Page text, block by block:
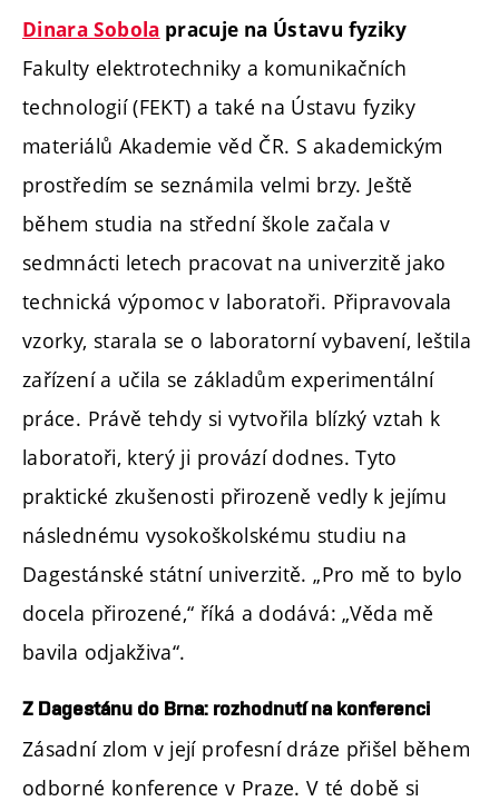
Dinara Sobola pracuje na Ústavu fyziky
Fakulty elektrotechniky a komunikačních
technologií (FEKT) a také na Ústavu fyziky
materiálů Akademie věd ČR. S akademickým
prostředím se seznámila velmi brzy. Ještě
během studia na střední škole začala v
sedmnácti letech pracovat na univerzitě jako
technická výpomoc v laboratoři. Připravovala
vzorky, starala se o laboratorní vybavení, leštila
zařízení a učila se základům experimentální
práce. Právě tehdy si vytvořila blízký vztah k
laboratoři, který ji provází dodnes. Tyto
praktické zkušenosti přirozeně vedly k jejímu
následnému vysokoškolskému studiu na
Dagestánské státní univerzitě. „Pro mě to bylo
docela přirozené,“ říká a dodává: „Věda mě
bavila odjakživa“.
Z Dagestánu do Brna: rozhodnutí na konferenci
Zásadní zlom v její profesní dráze přišel během
odborné konference v Praze. V té době si